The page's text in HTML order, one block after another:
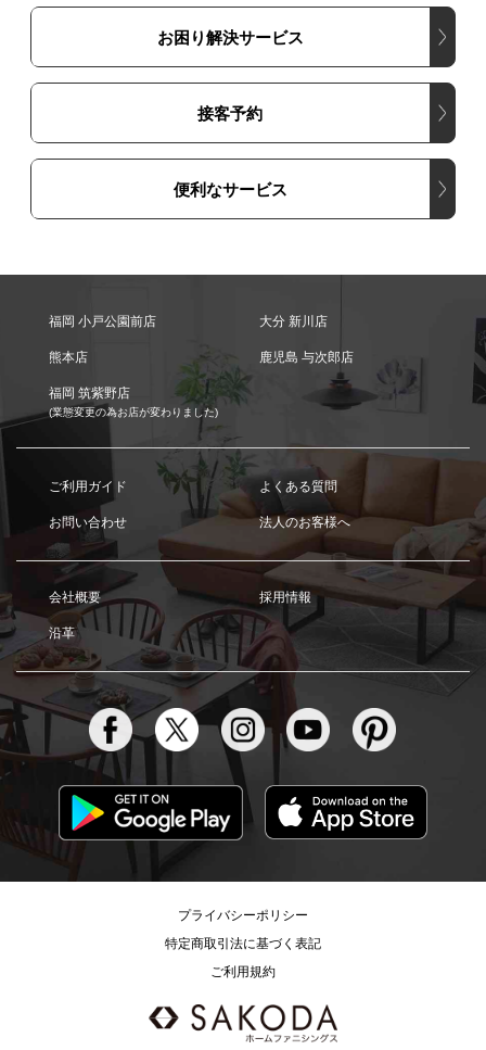
お困り解決サービス
接客予約
便利なサービス
福岡 小戸公園前店 大分 新川店
熊本店 鹿児島 与次郎店
福岡 筑紫野店
(業態変更の為お店が変わりました)
ご利用ガイド よくある質問
お問い合わせ 法人のお客様へ
会社概要 採用情報
沿革
プライバシーポリシー
特定商取引法に基づく表記
ご利用規約